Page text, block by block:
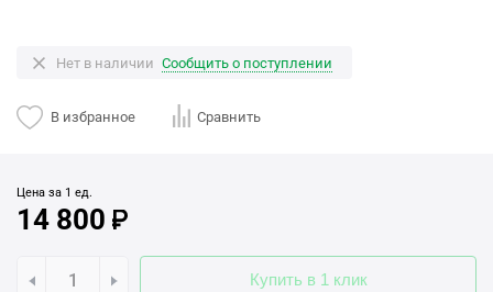
Нет в наличии Сообщить о поступлении
В избранное Сравнить
Цена за 1 ед.
14 800
Купить в 1 клик